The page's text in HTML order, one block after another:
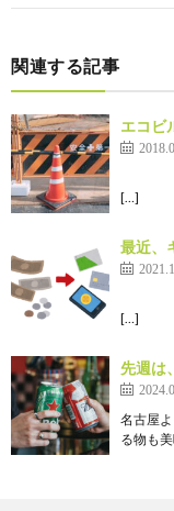
関連する記事
エコビ
[…]
最近、
[…]
先週は
名古屋
る物も